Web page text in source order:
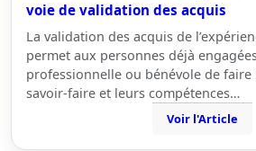
voie de validation des acquis
La validation des acquis de
permet aux personnes déjà
professionnelle ou bénévole de
savoir-faire et leurs compétences…
Voir l'Article